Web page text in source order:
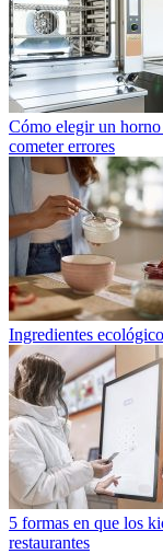
Cómo elegir un
cometer errores
Ingredientes
5 formas en que los
restaurantes